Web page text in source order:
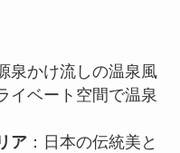
泉かけ流しの温泉風
イベート空間で温泉
ア：日本の伝統美と